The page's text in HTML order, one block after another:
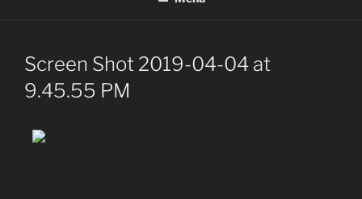
Screen Shot 2019-04-04 at
9.45.55 PM